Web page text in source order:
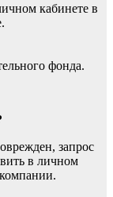
кабинете в
фонда.
запрос
в личном